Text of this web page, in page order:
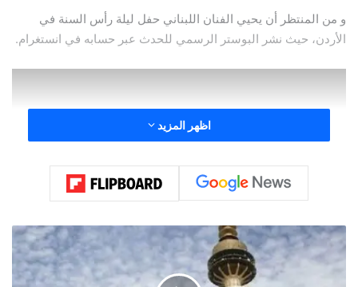
و من المنتظر أن يحيي الفنان اللبناني حفل ليلة رأس السنة في
الأردن، حيث نشر البوستر الرسمي للحدث عبر حسابه في انستغرام.
اظهر المزيد
إ
ح